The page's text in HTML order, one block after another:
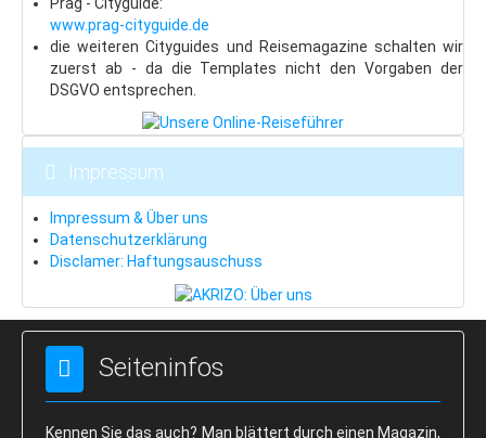
www.prag-cityguide.de
die weiteren Cityguides und Reisemagazine schalten wir
zuerst ab - da die Templates nicht den Vorgaben der
DSGVO entsprechen.
Impressum
Impressum & Über uns
Datenschutzerklärung
Disclamer: Haftungsauschuss
Seiteninfos
Kennen Sie das auch? Man blättert durch einen Magazin,